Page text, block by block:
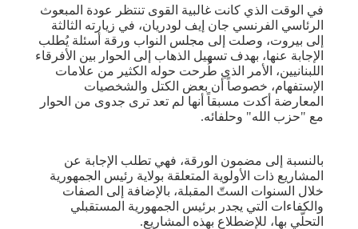
في الوقت الذي كانت غالبية القوى تنتظر عودة المبعوث
الرئاسي الفرنسي ​جان إيف لودريان​، في زيارته الثالثة
إلى بيروت، وصلت إلى ​مجلس النواب​ ورقة أسئلة يُطلب
الإجابة عنها، بهدف تسهيل الذهاب إلى الحوار بين الأفرقاء
اللبنانيين، الأمر الذي طُرحت حوله الكثير من علامات
الإستفهام، خصوصاً أن بعض الكتل والشخصيات
المعارضة أكدت مسبقاً أنها لم تعد ترى جدوى من الحوار
مع "​حزب الله​" وحلفائه.
بالنسبة إلى مضمون الورقة، فهي تطلب الإجابة عن
المشاريع ذات الأولوية المتعلقة بولاية رئيس الجمهورية
خلال السنوات الستّ المقبلة، بالإضافة إلى الصفات
والكفاءات التي يجدر برئيس الجمهورية المستقبلي
التحلّي بها، للإضطلاع بهذه المشاريع.